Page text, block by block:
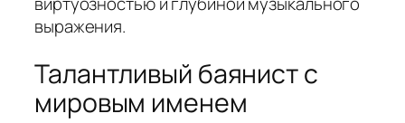
выражения.
Талантливый баянист с
мировым именем